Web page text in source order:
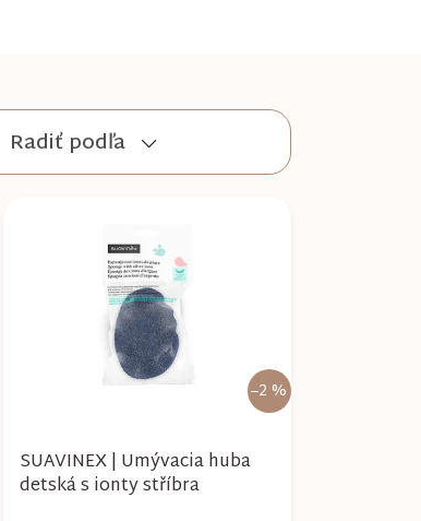
Radiť podľa
–2 %
SUAVINEX | Umývacia huba
detská s ionty stříbra